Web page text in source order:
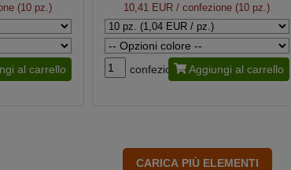
(10 pz.)
al carrello
10,41 EUR / confezione (10 pz.)
confezione Aggiungi al carrello